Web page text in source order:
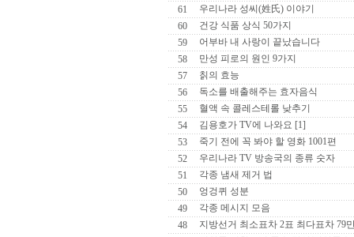
61
우리나라 성씨(姓氏) 이야기
60
건강 식품 상식 50가지
59
어부바 내 사랑이 끝났습니다
58
만성 피로의 원인 9가지
57
칡의 효능
56
독소를 배출해주는 효자음식
55
혈액 속 콜레스테롤 낮추기
54
김용호가 TV에 나와요 [1]
53
죽기 전에 꼭 봐야 할 영화 1001편
52
우리나라 TV 방송국의 종류 숫자
51
각종 냄새 제거 법
50
엉겅퀴 성분
49
각종 메시지 모음
48
지방선거 최소표차 2표 최다표차 79